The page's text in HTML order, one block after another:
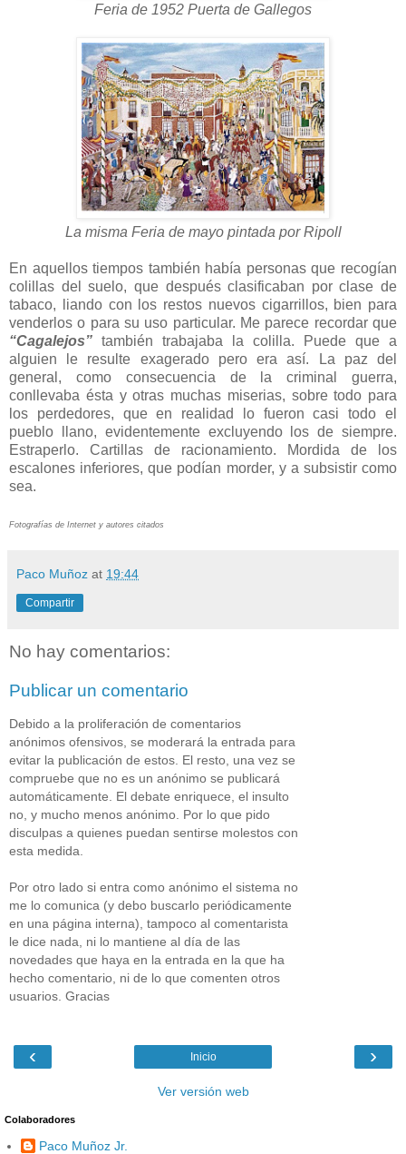
Feria de 1952 Puerta de Gallegos
La misma Feria de mayo pintada por Ripoll
En aquellos tiempos también había personas que recogían
colillas del suelo, que después clasificaban por clase de
tabaco, liando con los restos nuevos cigarrillos, bien para
venderlos o para su uso particular. Me parece recordar que
“Cagalejos” también trabajaba la colilla. Puede que a
alguien le resulte exagerado pero era así. La paz del
general, como consecuencia de la criminal guerra,
conllevaba ésta y otras muchas miserias, sobre todo para
los perdedores, que en realidad lo fueron casi todo el
pueblo llano, evidentemente excluyendo los de siempre.
Estraperlo. Cartillas de racionamiento. Mordida de los
escalones inferiores, que podían morder, y a subsistir como
sea.
Fotografías de Internet y autores citados
Paco Muñoz at 19:44
Compartir
No hay comentarios:
Publicar un comentario
Debido a la proliferación de comentarios
anónimos ofensivos, se moderará la entrada para
evitar la publicación de estos. El resto, una vez se
compruebe que no es un anónimo se publicará
automáticamente. El debate enriquece, el insulto
no, y mucho menos anónimo. Por lo que pido
disculpas a quienes puedan sentirse molestos con
esta medida.
Por otro lado si entra como anónimo el sistema no
me lo comunica (y debo buscarlo periódicamente
en una página interna), tampoco al comentarista
le dice nada, ni lo mantiene al día de las
novedades que haya en la entrada en la que ha
hecho comentario, ni de lo que comenten otros
usuarios. Gracias
‹ ›
Inicio
Ver versión web
Colaboradores
Paco Muñoz Jr.